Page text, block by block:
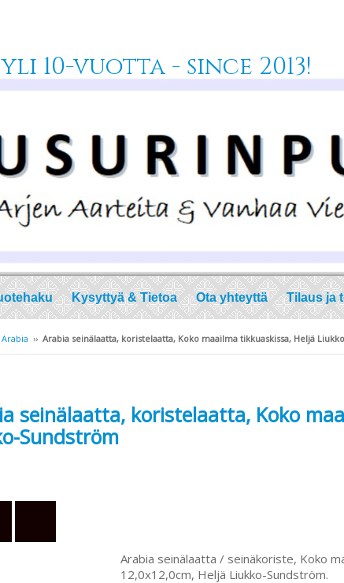
10-vuotta - since 2013!
Kysyttyä & Tietoa Ota yhteyttä Tilaus ja
Arabia ›› Arabia seinälaatta, koristelaatta, Koko maailma tikkuaskissa, Heljä
seinälaatta, koristelaatta, Koko
Sundström
Arabia seinälaatta / seinäkoriste, Koko
12,0x12,0cm, Heljä Liukko-Sundström.